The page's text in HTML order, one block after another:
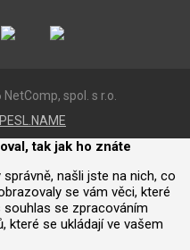
spol. s r.o.
PESL.NAME
tak jak ho znáte
našli jste na nich, co
se vám věci, které
se zpracováním
které se ukládají ve vašem